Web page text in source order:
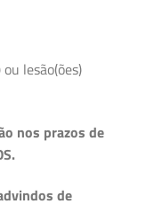
ou lesão(ões)
nos prazos de
de